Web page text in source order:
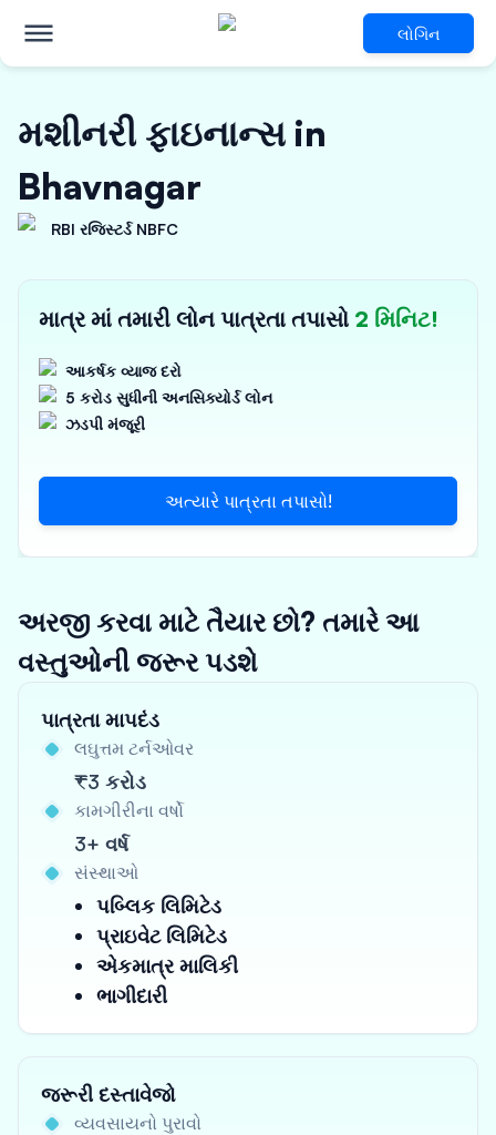
લોગિન
મશીનરી ફાઇનાન્સ in
Bhavnagar
RBI રજિસ્ટર્ડ NBFC
માત્ર માં તમારી લોન પાત્રતા તપાસો 2 મિનિટ!
આકર્ષક વ્યાજ દરો
5 કરોડ સુધીની અનસિક્યોર્ડ લોન
ઝડપી મંજૂરી
અત્યારે પાત્રતા તપાસો!
અરજી કરવા માટે તૈયાર છો? તમારે આ
વસ્તુઓની જરૂર પડશે
પાત્રતા માપદંડ
લઘુત્તમ ટર્નઓવર
₹3 કરોડ
કામગીરીના વર્ષો
3+ વર્ષ
સંસ્થાઓ
પબ્લિક લિમિટેડ
પ્રાઇવેટ લિમિટેડ
એકમાત્ર માલિકી
ભાગીદારી
જરૂરી દસ્તાવેજો
વ્યવસાયનો પુરાવો